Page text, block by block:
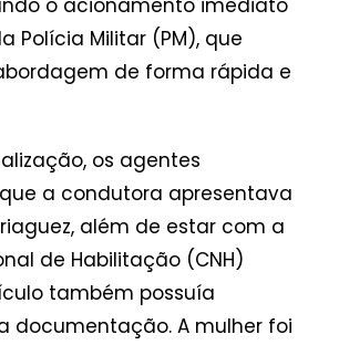
o acionamento imediato
Polícia Militar (PM), que
de forma rápida e
os agentes
a condutora apresentava
além de estar com a
de Habilitação (CNH)
também possuía
documentação. A mulher foi